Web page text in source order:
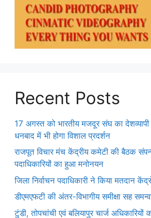
Recent Posts
17 अगस्त को भारतीय मजदूर संघ का देशव्यापी
धनबाद में भी होगा विशाल प्रदर्शन
राजपूत विचार मंच केंद्रीय कमेटी की बैठक
पदाधिकारियों का हुआ मनोनयन
जिला निर्वाचन पदाधिकारी ने किया मतदान
डीएमएफटी की अंतर-विभागीय समीक्षा सह
टुंडी, तोपचांची एवं बलियापुर चार्ज अधिकारियों